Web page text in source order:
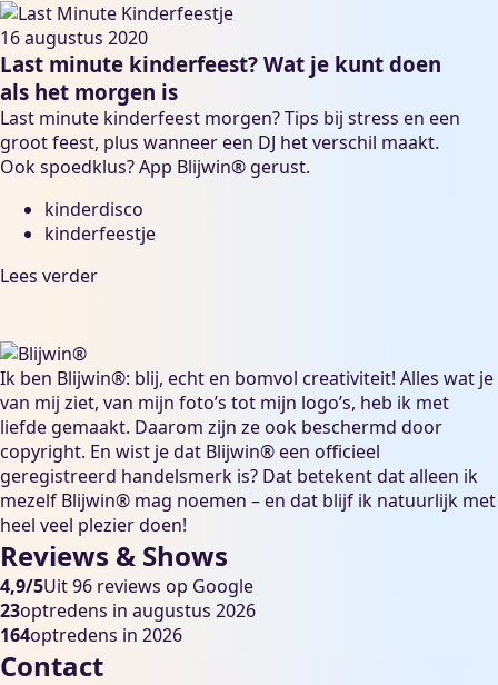
16 augustus 2020
Last minute kinderfeest? Wat je kunt doen
als het morgen is
Last minute kinderfeest morgen? Tips bij stress en een
groot feest, plus wanneer een DJ het verschil maakt.
Ook spoedklus? App Blijwin® gerust.
kinderdisco
kinderfeestje
Lees verder
Ik ben Blijwin®: blij, echt en bomvol creativiteit! Alles wat je
van mij ziet, van mijn foto’s tot mijn logo’s, heb ik met
liefde gemaakt. Daarom zijn ze ook beschermd door
copyright. En wist je dat Blijwin® een officieel
geregistreerd handelsmerk is? Dat betekent dat alleen ik
mezelf Blijwin® mag noemen – en dat blijf ik natuurlijk met
heel veel plezier doen!
Reviews & Shows
4,9/5Uit 96 reviews op Google
23optredens in augustus 2026
164optredens in 2026
Contact